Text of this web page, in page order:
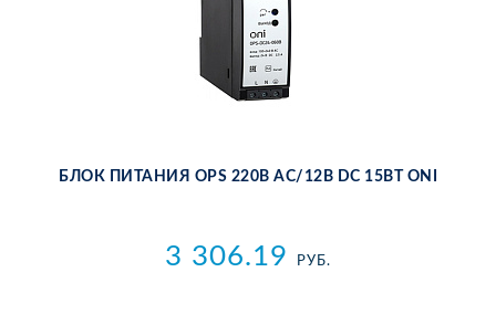
БЛОК ПИ­ТА­НИЯ OPS 220В AC/12В DC 15ВТ ONI
3 306.19 РУБ.